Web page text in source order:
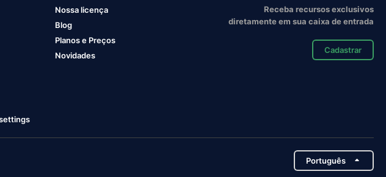
Nossa licença
Blog
Planos e Preços
Novidades
Receba recursos exclusivos
diretamente em sua caixa de entrada
Cadastrar
Português